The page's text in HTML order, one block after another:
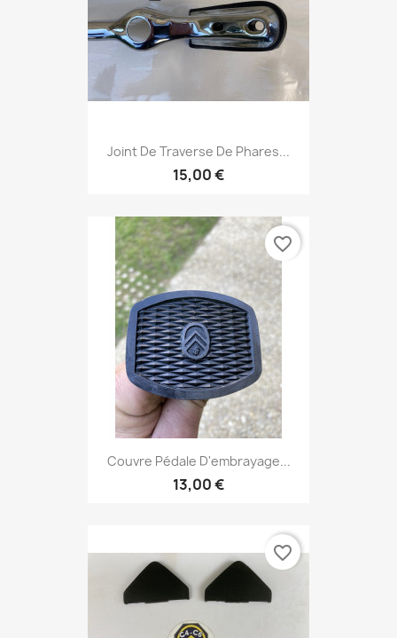
Joint De Traverse De Phares...
15,00 €
Couvre Pédale D'embrayage...
13,00 €
favorite_border
favorite_border